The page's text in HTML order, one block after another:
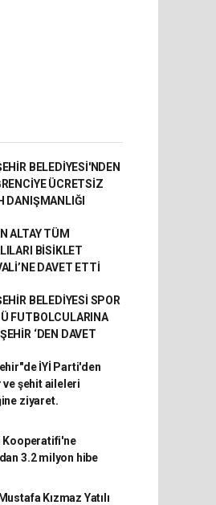
BELEDİYESİ'NDEN
ÜCRETSİZ
DANIŞMANLIĞI
ALTAY TÜM
BİSİKLET
DAVET ETTİ
BELEDİYESİ SPOR
FUTBOLCULARINA
‘DEN DAVET
İYİ Parti'den
ve şehit aileleri
ziyaret.
Kooperatifi'ne
3.2 milyon hibe
Kızmaz Yatılı